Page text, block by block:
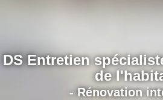
DS Entretien
de
- Rénovation